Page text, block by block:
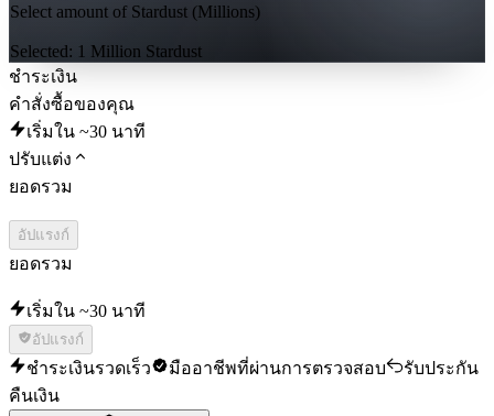
Select amount of Stardust (Millions)
Selected: 1 Million Stardust
ชำระเงิน
คำสั่งซื้อของคุณ
เริ่มใน ~30 นาที
ปรับแต่ง
ยอดรวม
อัปแรงก์
ยอดรวม
เริ่มใน ~30 นาที
อัปแรงก์
ชำระเงินรวดเร็ว มืออาชีพที่ผ่านการตรวจสอบ
รับประกัน
คืนเงิน